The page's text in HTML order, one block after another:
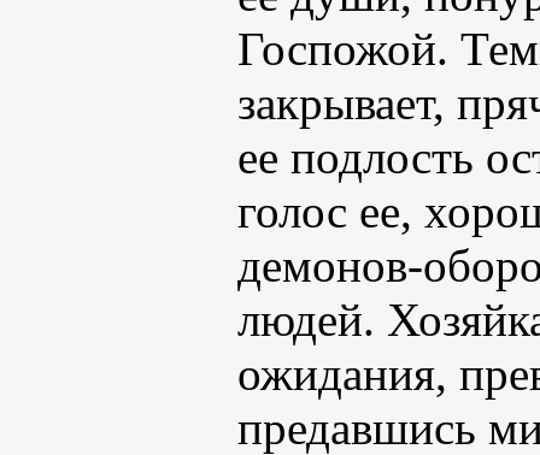
Госпожой.
закрывает,
ее подлость
голос ее,
демонов-
людей.
ожидания,
предавшись